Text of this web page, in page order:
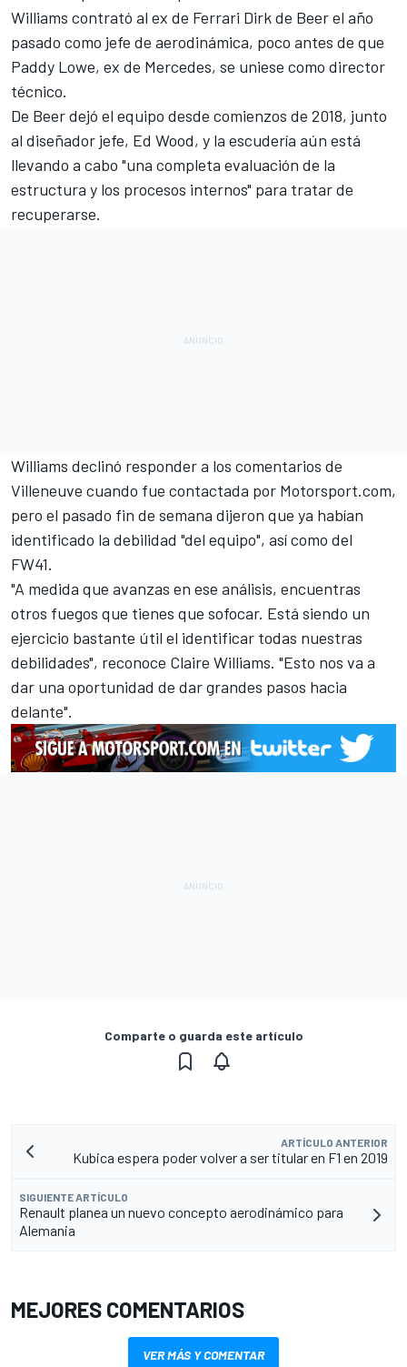
Williams contrató al ex de Ferrari Dirk de Beer el año
pasado como jefe de aerodinámica, poco antes de que
Paddy Lowe, ex de Mercedes, se uniese como director
técnico.
De Beer dejó el equipo desde comienzos de 2018, junto
al diseñador jefe, Ed Wood, y la escudería aún está
llevando a cabo "una completa evaluación de la
estructura y los procesos internos" para tratar de
recuperarse.
Williams declinó responder a los comentarios de
Villeneuve cuando fue contactada por Motorsport.com,
pero el pasado fin de semana dijeron que ya habían
identificado la debilidad "del equipo", así como del
FW41.
"A medida que avanzas en ese análisis, encuentras
otros fuegos que tienes que sofocar. Está siendo un
ejercicio bastante útil el identificar todas nuestras
debilidades", reconoce Claire Williams. "Esto nos va a
dar una oportunidad de dar grandes pasos hacia
delante".
Comparte o guarda este artículo
ARTÍCULO ANTERIOR
Kubica espera poder volver a ser titular en F1 en 2019
SIGUIENTE ARTÍCULO
Renault planea un nuevo concepto aerodinámico para
Alemania
MEJORES COMENTARIOS
VER MÁS Y COMENTAR